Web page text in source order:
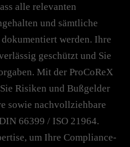
alle relevanten
und sämtliche
werden. Ihre
geschützt und Sie
Mit der ProCoReX
Risiken und Bußgelder
sowie nachvollziehbare
66399 / ISO 21964.
um Ihre Compliance-